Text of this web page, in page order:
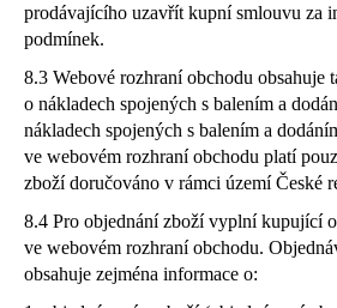
prodávajícího uzavřít kupní smlouvu za
podmínek.
8.3 Webové rozhraní obchodu obsahuje
o nákladech spojených s balením a
nákladech spojených s balením a
ve webovém rozhraní obchodu platí
zboží doručováno v rámci území České
8.4 Pro objednání zboží vyplní kupující
ve webovém rozhraní obchodu.
obsahuje zejména informace o: